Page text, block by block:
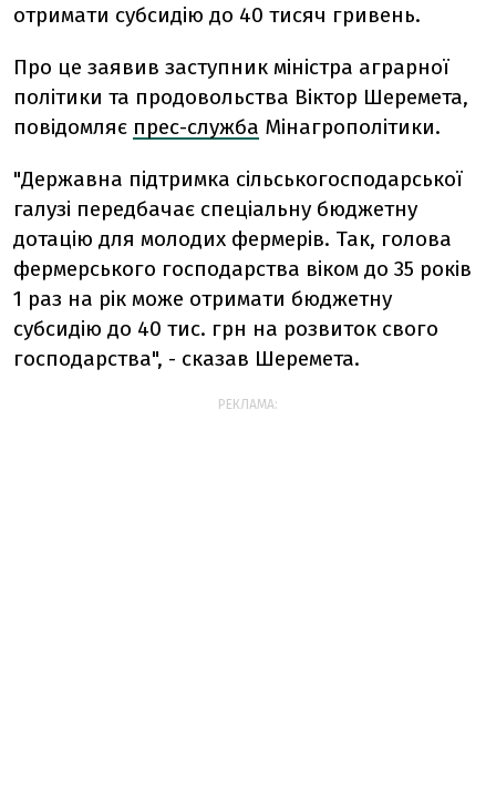
отримати субсидію до 40 тисяч гривень.
Про це заявив заступник міністра аграрної
політики та продовольства Віктор Шеремета,
повідомляє прес-служба Мінагрополітики.
"Державна підтримка сільськогосподарської
галузі передбачає спеціальну бюджетну
дотацію для молодих фермерів. Так, голова
фермерського господарства віком до 35 років
1 раз на рік може отримати бюджетну
субсидію до 40 тис. грн на розвиток свого
господарства", - сказав Шеремета.
РЕКЛАМА: